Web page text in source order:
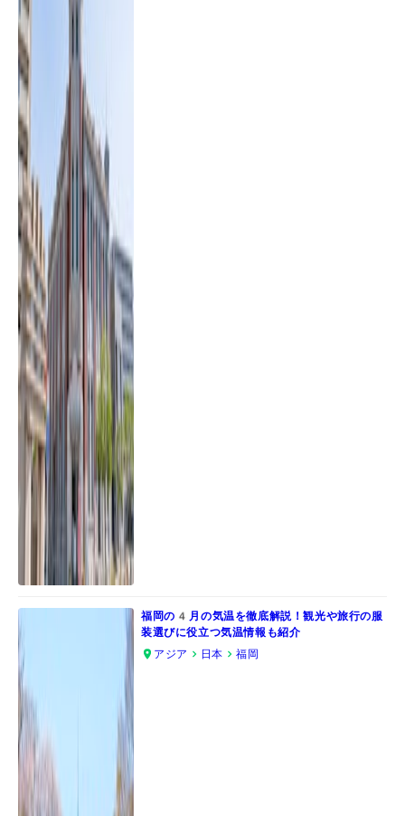
福岡の4月の気温を徹底解説！観光や旅行の服
装選びに役立つ気温情報も紹介
アジア
日本 福岡